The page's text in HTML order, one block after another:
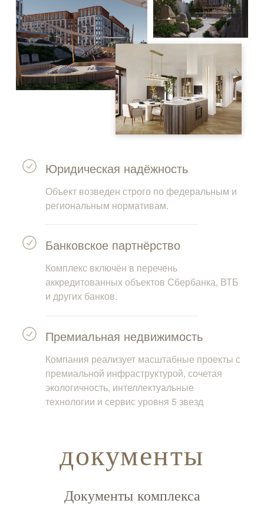
Компания реализует масштабные проекты с
премиальной инфраструктурой, сочетая
экологичность, интеллектуальные
технологии и сервис уровня 5 звезд
Премиальная недвижимость
Комплекс включён в перечень
аккредитованных объектов Сбербанка, ВТБ
и других банков.
Банковское партнёрство
Объект возведен строго по федеральным и
региональным нормативам.
Юридическая надёжность
документы
Документы комплекса